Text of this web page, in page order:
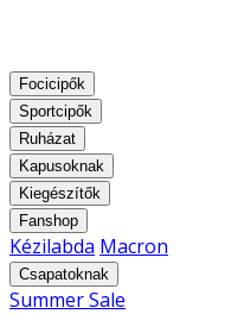
Focicipők
Sportcipők
Ruházat
Kapusoknak
Kiegészítők
Fanshop
Kézilabda Macron
Csapatoknak
Summer Sale